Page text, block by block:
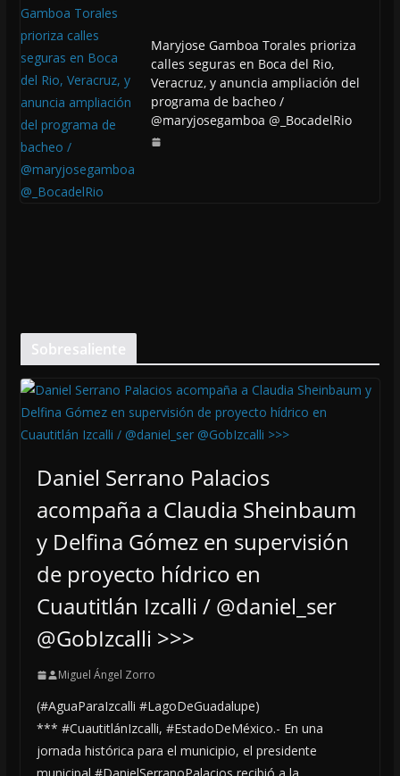
Maryjose Gamboa Torales prioriza
calles seguras en Boca del Rio,
Veracruz, y anuncia ampliación del
programa de bacheo /
@maryjosegamboa @_BocadelRio
Sobresaliente
Daniel Serrano Palacios
acompaña a Claudia Sheinbaum
y Delfina Gómez en supervisión
de proyecto hídrico en
Cuautitlán Izcalli / @daniel_ser
@GobIzcalli >>>
Miguel Ángel Zorro
(#AguaParaIzcalli #LagoDeGuadalupe)
*** #CuautitlánIzcalli, #EstadoDeMéxico.- En una
jornada histórica para el municipio, el presidente